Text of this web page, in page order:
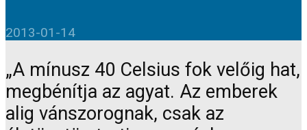
2013-01-14
„A mínusz 40 Celsius fok velőig hat,
megbénítja az agyat. Az emberek
alig vánszorognak, csak az